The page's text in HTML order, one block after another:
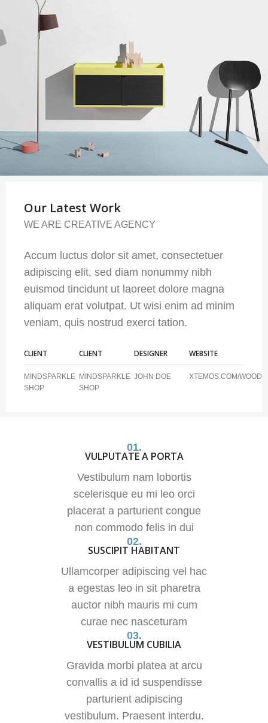
Our Latest Work
WE ARE CREATIVE AGENCY
Accum luctus dolor sit amet, consectetuer
adipiscing elit, sed diam nonummy nibh
euismod tincidunt ut laoreet dolore magna
aliquam erat volutpat. Ut wisi enim ad minim
veniam, quis nostrud exerci tation.
CLIENT
MINDSPARKLE
SHOP
CLIENT
MINDSPARKLE
SHOP
DESIGNER
JOHN DOE
WEBSITE
XTEMOS.COM/WOOD
01.
VULPUTATE A PORTA
Vestibulum nam lobortis
scelerisque eu mi leo orci
placerat a parturient congue
non commodo felis in dui
02.
SUSCIPIT HABITANT
Ullamcorper adipiscing vel hac
a egestas leo in sit pharetra
auctor nibh mauris mi cum
curae nec nasceturam
03.
VESTIBULUM CUBILIA
Gravida morbi platea at arcu
convallis a id id suspendisse
parturient adipiscing
vestibulum. Praesent interdu.